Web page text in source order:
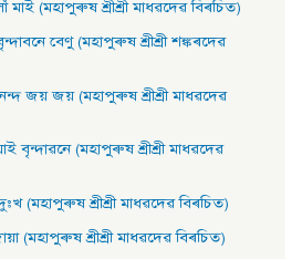
(মহাপুৰুষ শ্ৰীশ্ৰী মাধৱদেৱ বিৰচিত)
বেণু (মহাপুৰুষ শ্ৰীশ্ৰী শঙ্কৰদেৱ
জয় জয় (মহাপুৰুষ শ্ৰীশ্ৰী মাধৱদেৱ
(মহাপুৰুষ শ্ৰীশ্ৰী মাধৱদেৱ
(মহাপুৰুষ শ্ৰীশ্ৰী মাধৱদেৱ বিৰচিত)
(মহাপুৰুষ শ্ৰীশ্ৰী মাধৱদেৱ বিৰচিত)